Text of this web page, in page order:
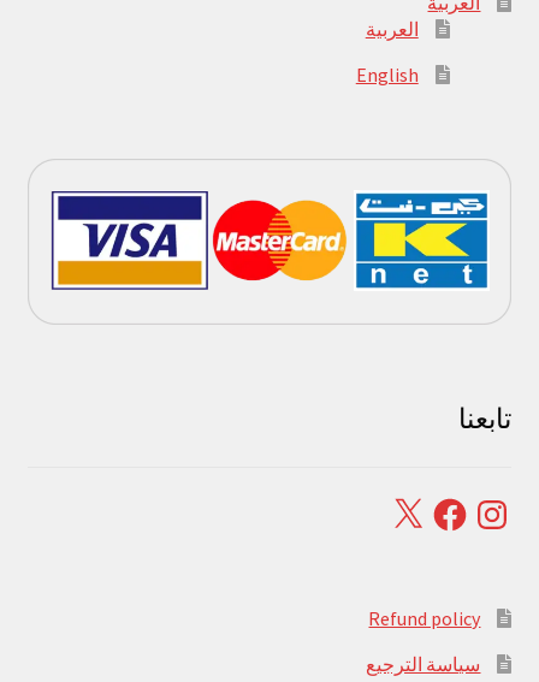
العربية
English
تابعنا
Instagram
Facebook
X
Refund policy
سياسة الترجيع